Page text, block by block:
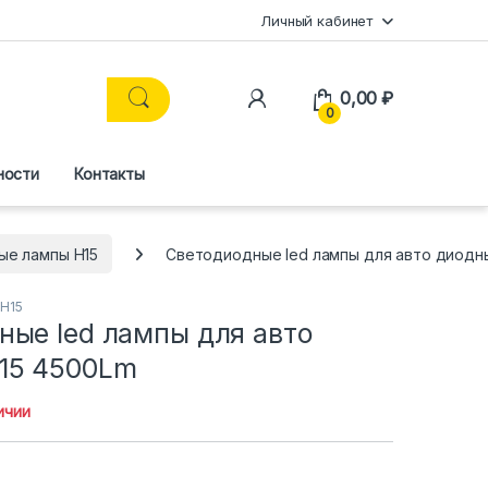
Личный кабинет
0
0,00₽
Контакты
лампы H15 Светодиодные led лампы для авто
led лампы для авто
4500Lm